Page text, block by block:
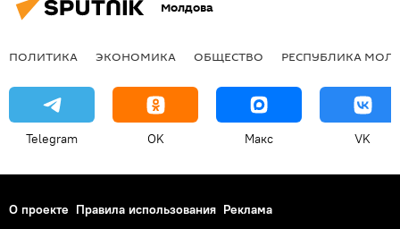
Молдова
ПОЛИТИКА ЭКОНОМИКА ОБЩЕСТВО РЕСПУБЛИКА
Telegram OK Макс VK
О проекте Правила использования Реклама